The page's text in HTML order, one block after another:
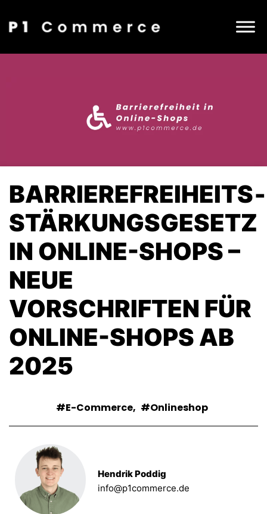
BARRIEREFREIHEITS­
STÄRKUNGSGESETZ
IN ONLINE-SHOPS –
NEUE
VORSCHRIFTEN FÜR
ONLINE-SHOPS AB
2025
E-Commerce, Onlineshop
Hendrik Poddig
info@p1commerce.de